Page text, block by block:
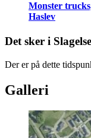
Monster
Haslev
Det sker i Slagelse
Der er på dette
Galleri